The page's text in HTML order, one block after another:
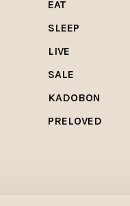
EAT
SLEEP
LIVE
SALE
KADOBON
PRELOVED